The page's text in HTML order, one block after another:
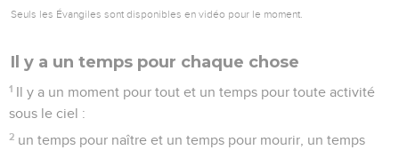
Seuls les Évangiles sont disponibles en vidéo pour le moment.
Il y a un temps pour chaque chose
1 Il y a un moment pour tout et un temps pour toute activité
sous le ciel :
2 un temps pour naître et un temps pour mourir, un temps